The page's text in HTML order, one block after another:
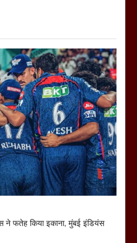
फतेह किया इकाना, मुंबई इंडियंस